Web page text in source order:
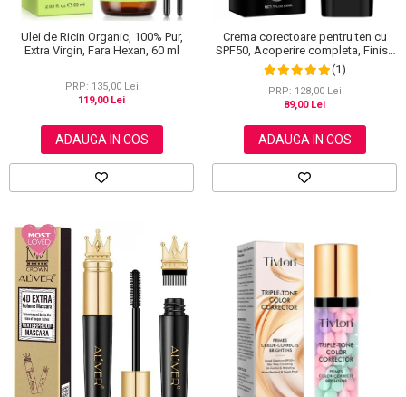
Ulei de Ricin Organic, 100% Pur,
Extra Virgin, Fara Hexan, 60 ml
PRP: 135,00 Lei
119,00 Lei
ADAUGA IN COS
Crema corectoare pentru ten cu
SPF50, Acoperire completa, Finish
mat, Rezistenta, Anti Roseata, CC
Cream Sefudun, 30 ml
(1)
PRP: 128,00 Lei
89,00 Lei
ADAUGA IN COS